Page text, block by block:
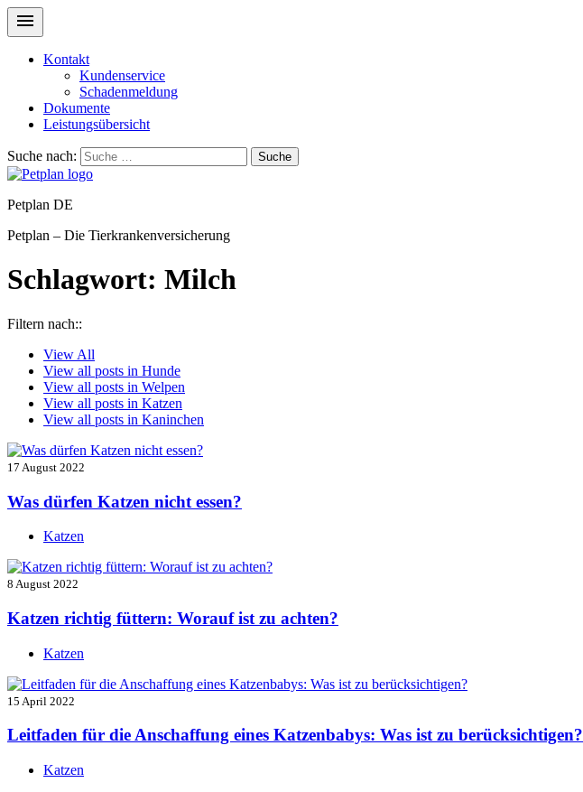
Kontakt
Kundenservice
Schadenmeldung
Dokumente
Leistungsübersicht
Suche nach: Suche
Petplan DE
Petplan – Die Tierkrankenversicherung
Schlagwort: Milch
Filtern nach::
View All
View all posts in Hunde
View all posts in Welpen
View all posts in Katzen
View all posts in Kaninchen
17 August 2022
Was dürfen Katzen nicht essen?
Katzen
8 August 2022
Katzen richtig füttern: Worauf ist zu achten?
Katzen
15 April 2022
Leitfaden für die Anschaffung eines Katzenbabys: Was ist zu berücksichtigen?
Katzen